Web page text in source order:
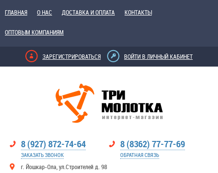
ГЛАВНАЯ О НАС ДОСТАВКА И ОПЛАТА КОНТАКТЫ
ОПТОВЫМ КОМПАНИЯМ
ЗАРЕГИСТРИРОВАТЬСЯ ВОЙТИ В ЛИЧНЫЙ КАБИНЕТ
8 (927) 872-74-64
ЗАКАЗАТЬ ЗВОНОК
г. Йошкар-Ола, ул.Строителей д. 98
8 (8362) 77-77-69
ОБРАТНАЯ СВЯЗЬ